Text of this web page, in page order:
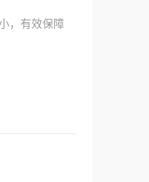
，有效保障